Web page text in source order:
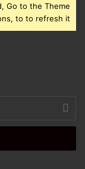
Go to the Theme
to to refresh it.
بريدك
الإلكتروني